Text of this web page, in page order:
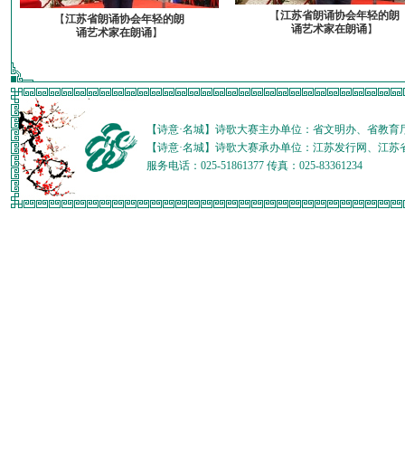
【江苏省朗诵协会年轻的朗
诵艺术家在朗诵】
【江苏省朗诵协会年轻的朗
诵艺术家在朗诵】
【诗意·名城】诗歌大赛主办单位：省文明办、省教
【诗意·名城】诗歌大赛承办单位：江苏发行网、江
服务电话：025-51861377 传真：025-83361234